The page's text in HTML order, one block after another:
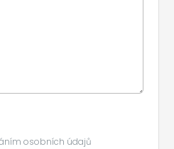
osobních údajů